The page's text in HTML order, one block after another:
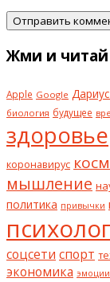
Жми и читай
Apple Google
биология будущее
здоровье
коронавирус
мышление
политика привычки
соцсети спорт
экономика эмоции